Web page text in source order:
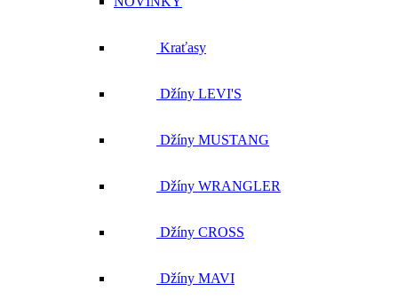
Kraťasy
Džíny LEVI'S
Džíny MUSTANG
Džíny WRANGLER
Džíny CROSS
Džíny MAVI